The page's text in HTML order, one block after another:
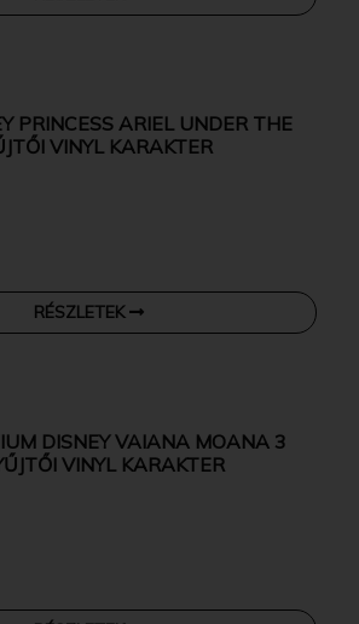
RÉSZLETEK